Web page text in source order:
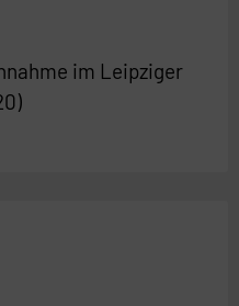
im Leipziger